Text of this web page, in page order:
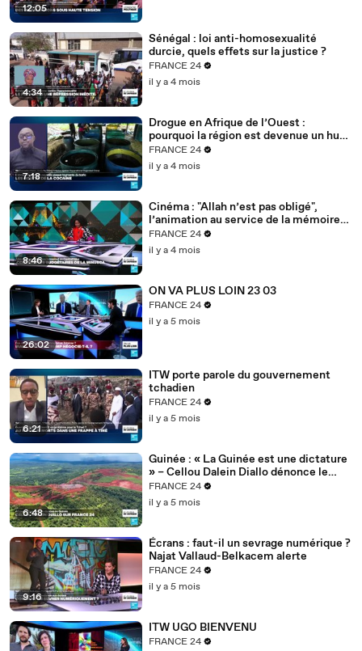
12:05
4:34
Sénégal : loi anti-homosexualité
durcie, quels effets sur la justice ?
FRANCE 24
il y a 4 mois
7:18
Drogue en Afrique de l’Ouest :
pourquoi la région est devenue un hub
mondial
FRANCE 24
il y a 4 mois
8:46
Cinéma : "Allah n’est pas obligé",
l’animation au service de la mémoire
des enfants-soldats
FRANCE 24
il y a 4 mois
26:02
ON VA PLUS LOIN 23 03
FRANCE 24
il y a 5 mois
6:21
ITW porte parole du gouvernement
tchadien
FRANCE 24
il y a 5 mois
6:48
Guinée : « La Guinée est une dictature
» – Cellou Dalein Diallo dénonce le
régime Doumbouya
FRANCE 24
il y a 5 mois
9:16
Écrans : faut-il un sevrage numérique ?
Najat Vallaud-Belkacem alerte
FRANCE 24
il y a 5 mois
ITW UGO BIENVENU
FRANCE 24